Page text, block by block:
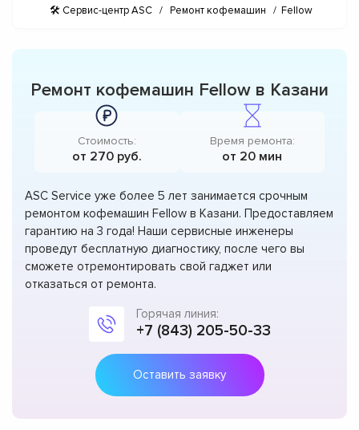
🛠 Сервис-центр ASC / Ремонт кофемашин / Fellow
Ремонт кофемашин Fellow в Казани
Стоимость:
от 270 руб.
Время ремонта:
от 20 мин
ASC Service уже более 5 лет занимается срочным
ремонтом кофемашин Fellow в Казани. Предоставляем
гарантию на 3 года! Наши сервисные инженеры
проведут бесплатную диагностику, после чего вы
сможете отремонтировать свой гаджет или
отказаться от ремонта.
Горячая линия:
+7 (843) 205-50-33
Оставить заявку